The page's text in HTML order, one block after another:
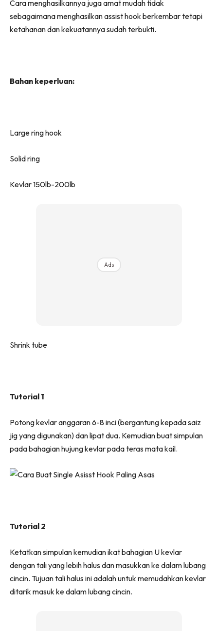
Cara menghasilkannya juga amat mudah tidak
sebagaimana menghasilkan assist hook berkembar tetapi
ketahanan dan kekuatannya sudah terbukti.
Bahan keperluan:
Large ring hook
Solid ring
Kevlar 150lb-200lb
Ads
Shrink tube
Tutorial 1
Potong kevlar anggaran 6-8 inci (bergantung kepada saiz
jig yang digunakan) dan lipat dua. Kemudian buat simpulan
pada bahagian hujung kevlar pada teras mata kail.
Tutorial 2
Ketatkan simpulan kemudian ikat bahagian U kevlar
dengan tali yang lebih halus dan masukkan ke dalam lubang
cincin. Tujuan tali halus ini adalah untuk memudahkan kevlar
ditarik masuk ke dalam lubang cincin.